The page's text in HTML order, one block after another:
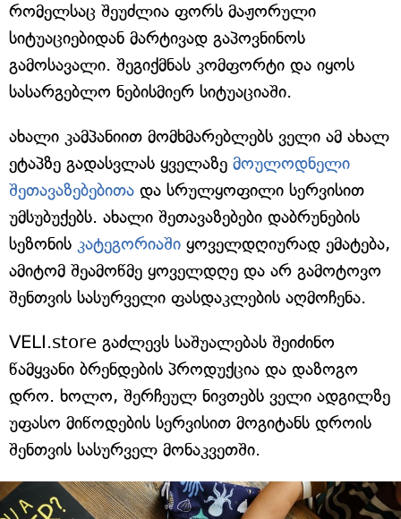
რომელსაც შეუძლია ფორს მაჟორული
სიტუაციებიდან მარტივად გაპოვნინოს
გამოსავალი. შეგიქმნას კომფორტი და იყოს
სასარგებლო ნებისმიერ სიტუაციაში.
ახალი კამპანიით მომხმარებლებს ველი ამ ახალ
ეტაპზე გადასვლას ყველაზე მოულოდნელი
შეთავაზებებითა და სრულყოფილი სერვისით
უმსუბუქებს. ახალი შეთავაზებები დაბრუნების
სეზონის კატეგორიაში ყოველდღიურად ემატება,
ამიტომ შეამოწმე ყოველდღე და არ გამოტოვო
შენთვის სასურველი ფასდაკლების აღმოჩენა.
VELI.store გაძლევს საშუალებას შეიძინო
წამყვანი ბრენდების პროდუქცია და დაზოგო
დრო. ხოლო, შერჩეულ ნივთებს ველი ადგილზე
უფასო მიწოდების სერვისით მოგიტანს დროის
შენთვის სასურველ მონაკვეთში.